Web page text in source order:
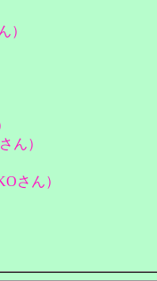
）
ん）
さん）